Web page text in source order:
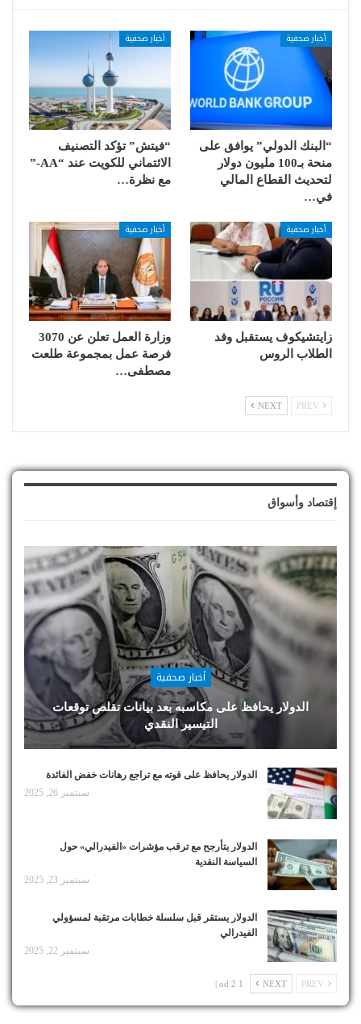
أخبار صحفية
“البنك الدولي” يوافق على
منحة بـ100 مليون دولار
لتحديث القطاع المالي
في…
أخبار صحفية
“فيتش” تؤكد التصنيف
الائتماني للكويت عند “AA-”
مع نظرة…
أخبار صحفية
زايتشيكوف يستقبل وفد
الطلاب الروس
أخبار صحفية
وزارة العمل تعلن عن 3070
فرصة عمل بمجموعة طلعت
مصطفى…
NEXT
إقتصاد وأسواق
أخبار صحفية
الدولار يحافظ على مكاسبه بعد بيانات تقلص توقعات
التيسير النقدي
الدولار يحافظ على قوته مع تراجع رهانات خفض الفائدة
سبتمبر 26, 2025
الدولار يتأرجح مع ترقب مؤشرات «الفيدرالي» حول
السياسة النقدية
سبتمبر 23, 2025
الدولار يستقر قبل سلسلة خطابات مرتقبة لمسؤولي
الفيدرالي
سبتمبر 22, 2025
NEXT
1 od 2 |